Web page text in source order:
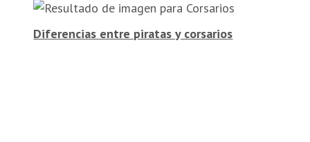
Diferencias entre piratas y corsarios